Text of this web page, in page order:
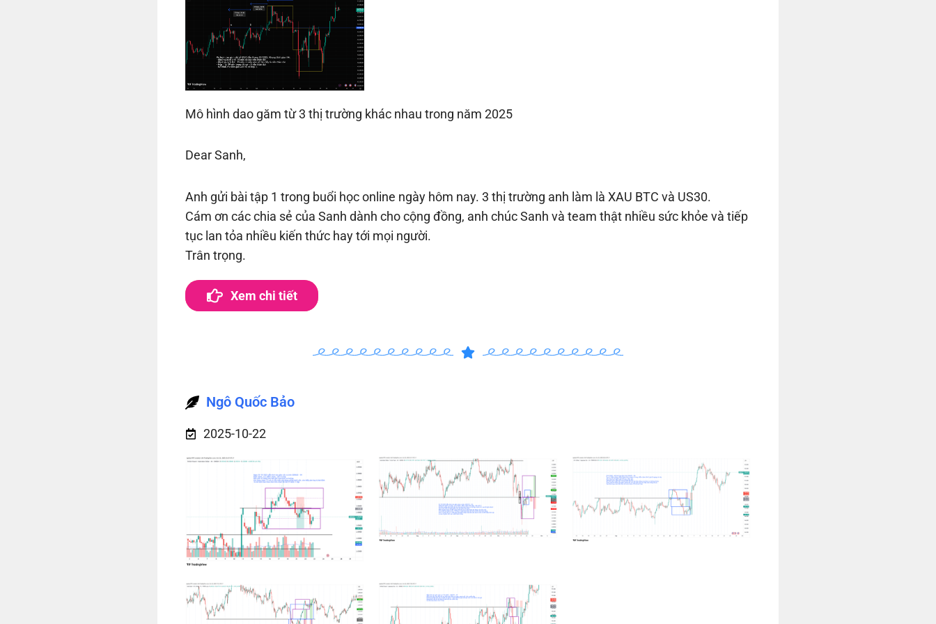
Mô hình dao găm từ 3 thị trường khác nhau trong năm 2025
Dear Sanh,
Anh gửi bài tập 1 trong buổi học online ngày hôm nay. 3 thị trường anh làm là XAU BTC và US30.
Cám ơn các chia sẻ của Sanh dành cho cộng đồng, anh chúc Sanh và team thật nhiều sức khỏe và tiếp
tục lan tỏa nhiều kiến thức hay tới mọi người.
Trân trọng.
Xem chi tiết
Nhấn xem
Ngô Quốc Bảo
2025-10-22